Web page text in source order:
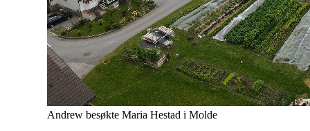
Andrew besøkte Maria Hestad i Molde